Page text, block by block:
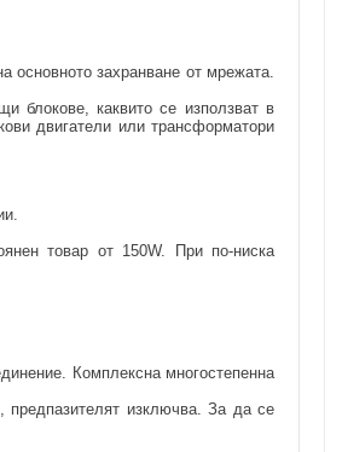
основното захранване от мрежата.
блокове, каквито се използват в
двигатели или трансформатори
товар от 150W. При по-ниска
Комплексна многостепенна
изключва. За да се